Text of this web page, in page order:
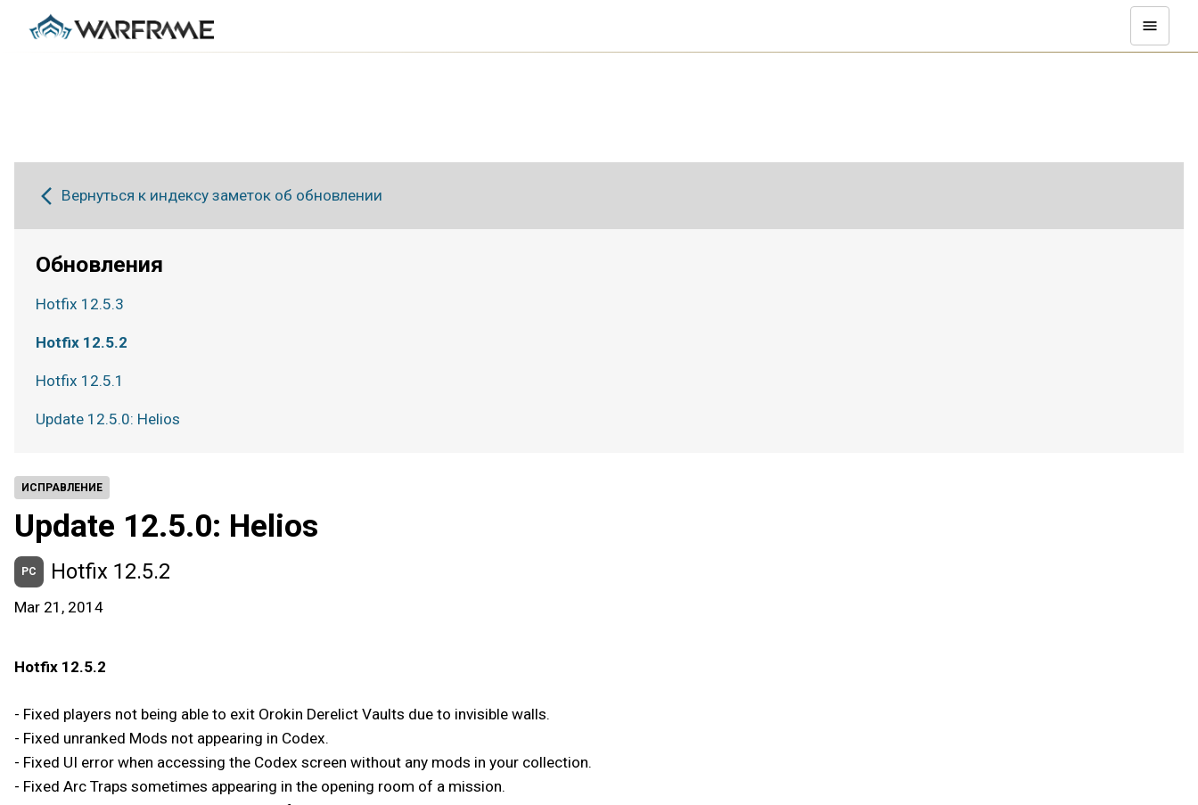
ИСПРАВЛЕНИЕ
Update 12.5.0: Helios
PC Hotfix 12.5.2
Mar 21, 2014
Hotfix 12.5.2
- Fixed players not being able to exit Orokin Derelict Vaults due to invisible walls.
- Fixed unranked Mods not appearing in Codex.
- Fixed UI error when accessing the Codex screen without any mods in your collection.
- Fixed Arc Traps sometimes appearing in the opening room of a mission.
Вернуться к индексу заметок об обновлении
Обновления
Hotfix 12.5.3
Hotfix 12.5.2
Hotfix 12.5.1
Update 12.5.0: Helios